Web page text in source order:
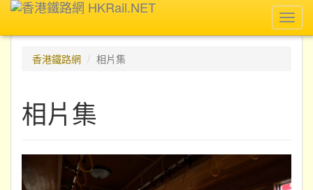
香港鐵路網
相片集
相片集